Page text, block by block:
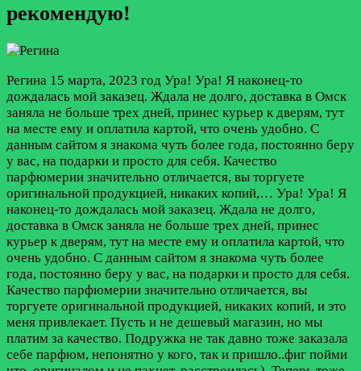
рекомендую!
Регина 15 марта, 2023 год Ура! Ура! Я наконец-то
дождалась мой заказец. Ждала не долго, доставка в Омск
заняла не больше трех дней, принес курьер к дверям, тут
на месте ему и оплатила картой, что очень удобно. С
данным сайтом я знакома чуть более года, постоянно беру
у вас, на подарки и просто для себя. Качество
парфюмерии значительно отличается, вы торгуете
оригинальной продукцией, никаких копий,… Ура! Ура! Я
наконец-то дождалась мой заказец. Ждала не долго,
доставка в Омск заняла не больше трех дней, принес
курьер к дверям, тут на месте ему и оплатила картой, что
очень удобно. С данным сайтом я знакома чуть более
года, постоянно беру у вас, на подарки и просто для себя.
Качество парфюмерии значительно отличается, вы
торгуете оригинальной продукцией, никаких копий, и это
меня привлекает. Пусть и не дешевый магазин, но мы
платим за качество. Подружка не так давно тоже заказала
себе парфюм, непонятно у кого, так и пришло..фиг пойми